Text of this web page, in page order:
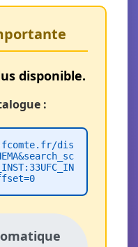
disponible.
:
dis